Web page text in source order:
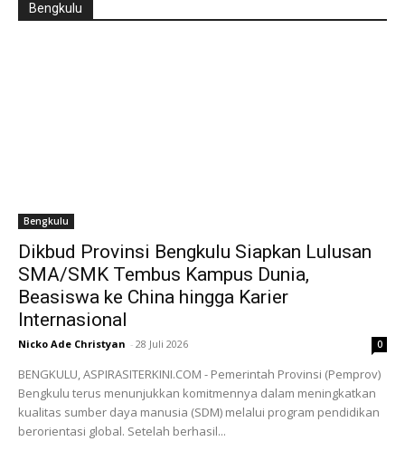
Bengkulu
Bengkulu
Dikbud Provinsi Bengkulu Siapkan Lulusan
SMA/SMK Tembus Kampus Dunia,
Beasiswa ke China hingga Karier
Internasional
Nicko Ade Christyan - 28 Juli 2026 0
BENGKULU, ASPIRASITERKINI.COM - Pemerintah Provinsi (Pemprov)
Bengkulu terus menunjukkan komitmennya dalam meningkatkan
kualitas sumber daya manusia (SDM) melalui program pendidikan
berorientasi global. Setelah berhasil...